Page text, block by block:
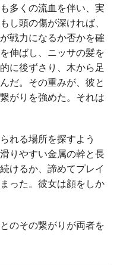
多くの流血を伴い、実
し頭の傷が深ければ、
戦力になるか否かを確
伸ばし、ニッサの髪を
に後ずさり、木から足
だ。その重みが、彼と
がりを強めた。それは
れる場所を探すよう
りやすい金属の幹と長
けるか、諦めてプレイ
った。彼女は顔をしか
のその繋がりが両者を